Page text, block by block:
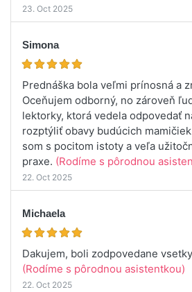
23. Oct 2025
Simona
Prednáška bola veľmi prínosná a
Oceňujem odborný, no zároveň
lektorky, ktorá vedela odpovedať
rozptýliť obavy budúcich
som s pocitom istoty a veľa
praxe. (Rodíme s pôrodnou
22. Oct 2025
Michaela
Dakujem, boli zodpovedane
(Rodíme s pôrodnou asistentkou)
22. Oct 2025